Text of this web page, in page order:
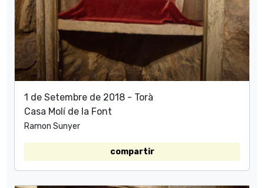
1 de Setembre de 2018 - Torà
Casa Molí de la Font
Ramon Sunyer
compartir